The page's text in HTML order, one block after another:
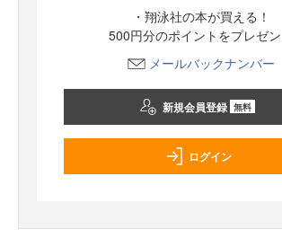
・翔泳社の本が買える！
500円分のポイントをプレゼン
メールバックナンバー
新規会員登録 無料
ログイン